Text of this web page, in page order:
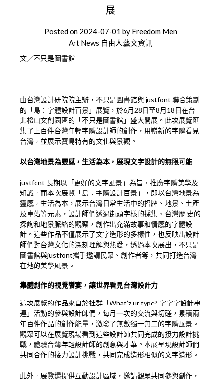
展
Posted on 2024-07-01 by Freedom Men
Art News 自由人藝文資訊
文／不只是圖書館
由台灣設計研院院主辦，不只是圖書館與 justfont 聯合策劃
的「島：字體設計百景」展覽，於6月28日至8月18日在台
北松山文創園區的「不只是圖書館」盛大開展。此次展覽匯
集了上百件台灣年輕字體設計師的創作，用嶄新的字體看見
台灣，並展示寶島特有的文化與景觀。
以台灣地景為靈感，生活為本，展現文字設計的無限可能
justfont 長期以「更好的文字風景」為旨，推廣字體美學及
知識，而本次展覽「島：字體設計百景」，即以台灣地景為
靈感，生活為本，展示台灣日常生活中的招牌、地景、土產
及車站等元素，設計師們透過街頭字樣的採集、台灣歷 史的
探詢和地景脈絡的觀察，創作出充滿故事和情感的字體設
計。這些作品不僅展示了文字造形的多樣性，也反映出設計
師們對台灣文化的深刻理解與熱愛，透過本次展出，不只是
圖書館與justfont攜手邀請民眾、創作者等，共同打造台灣
在地的美學風景。
集體創作的視覺饗宴，讓世界看見台灣設計力
這次展覽的作品來自於社群「What’z ur type? 字字字設計串
連」活動的參與設計師們，每月一次的交流與切磋，累積兩
年百件作品的創作能量，激發了無數獨一無二的字體風景。
觀眾可以在展覽現場看到這些設計師共同完成的接力設計挑
戰，體驗台灣年輕設計師的創意與才華。本展呈現設計師們
共同合作的接力設計挑戰，共同完成造形相似的文字造形。
此外，展覽還提供互動設計區域，邀請觀眾共同參與創作，